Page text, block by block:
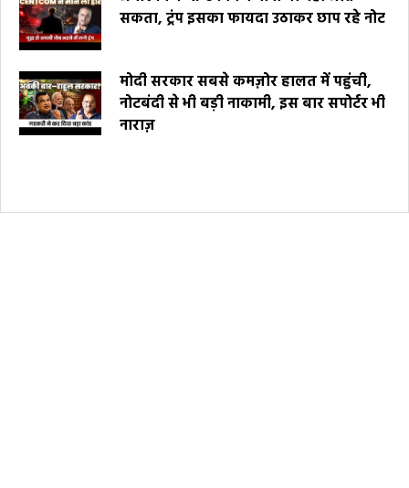
सकता, ट्रंप इसका फायदा उठाकर छाप रहे नोट
मोदी सरकार सबसे कमज़ोर हालत में पहुंची,
नोटबंदी से भी बड़ी नाकामी, इस बार सपोर्टर भी
नाराज़